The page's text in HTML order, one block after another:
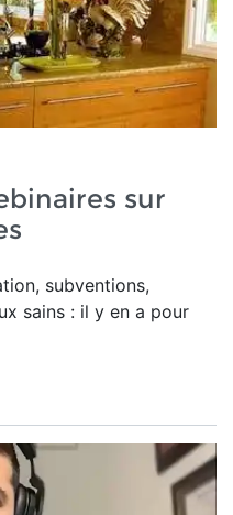
sur
subventions,
sains : il y en a pour